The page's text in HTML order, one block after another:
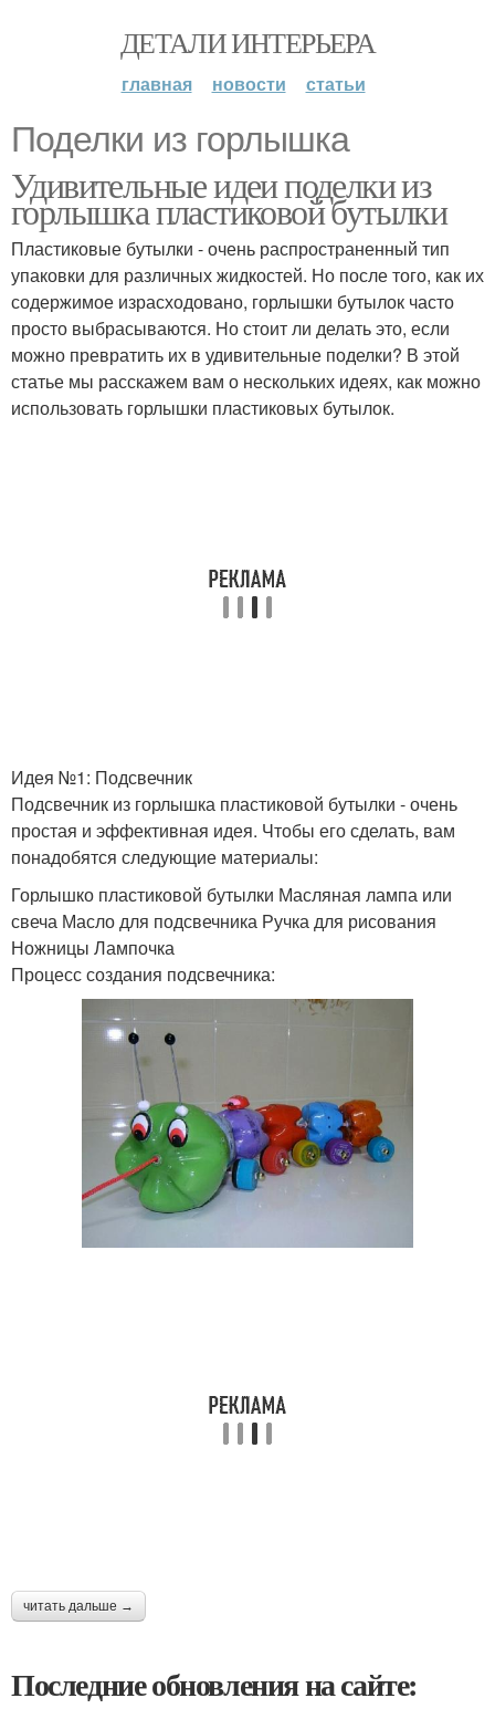
ДЕТАЛИ ИНТЕРЬЕРА
главная новости статьи
Поделки из горлышка
Удивительные идеи поделки из
горлышка пластиковой бутылки
Пластиковые бутылки - очень распространенный тип
упаковки для различных жидкостей. Но после того, как их
содержимое израсходовано, горлышки бутылок часто
просто выбрасываются. Но стоит ли делать это, если
можно превратить их в удивительные поделки? В этой
статье мы расскажем вам о нескольких идеях, как можно
использовать горлышки пластиковых бутылок.
Идея №1: Подсвечник
Подсвечник из горлышка пластиковой бутылки - очень
простая и эффективная идея. Чтобы его сделать, вам
понадобятся следующие материалы:
Горлышко пластиковой бутылки Масляная лампа или
свеча Масло для подсвечника Ручка для рисования
Ножницы Лампочка
Процесс создания подсвечника:
читать дальше →
Последние обновления на сайте: